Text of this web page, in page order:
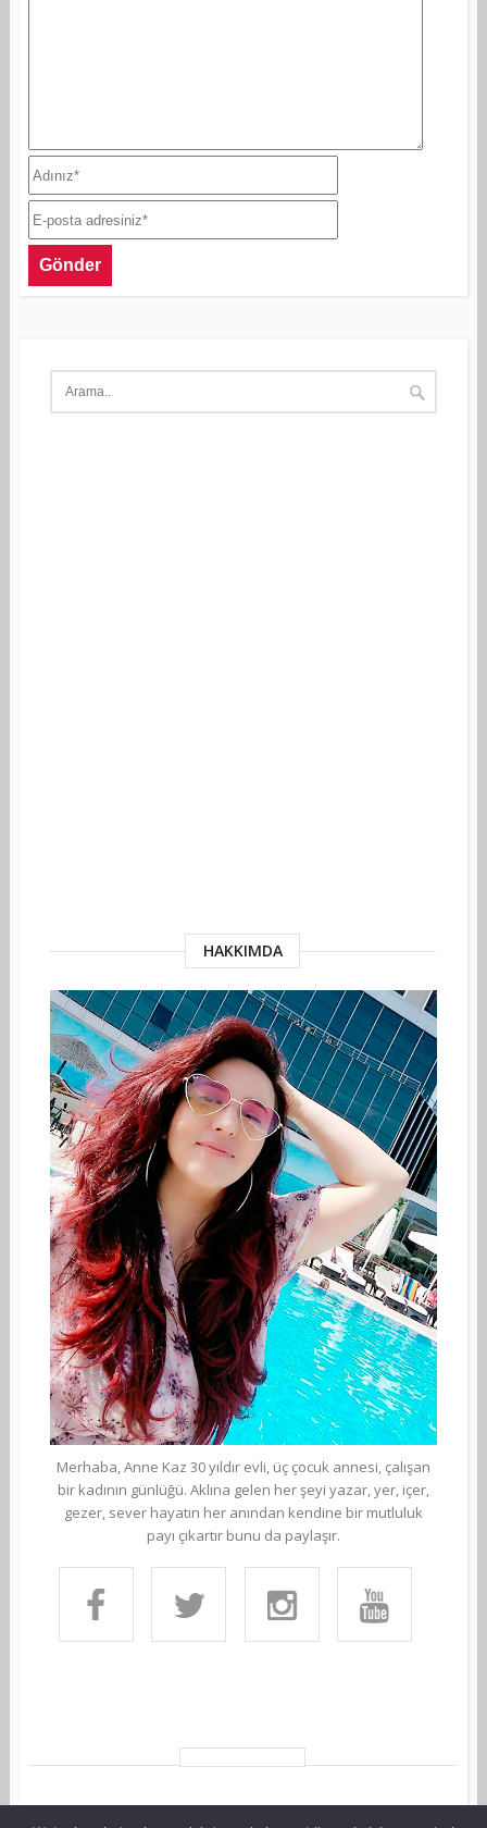
HAKKIMDA
Merhaba, Anne Kaz 30 yıldır evli, üç çocuk annesi, çalışan
bir kadının günlüğü. Aklına gelen her şeyi yazar, yer, içer,
gezer, sever hayatın her anından kendine bir mutluluk
payı çıkartır bunu da paylaşır.